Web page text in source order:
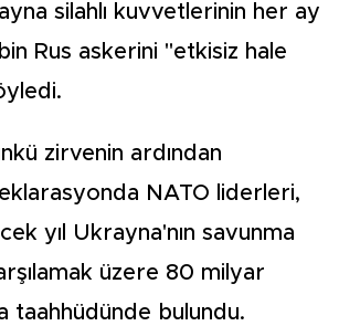
silahlı kuvvetlerinin her ay
Rus askerini "etkisiz hale
zirvenin ardından
NATO liderleri,
yıl Ukrayna'nın savunma
üzere 80 milyar
taahhüdünde bulundu.